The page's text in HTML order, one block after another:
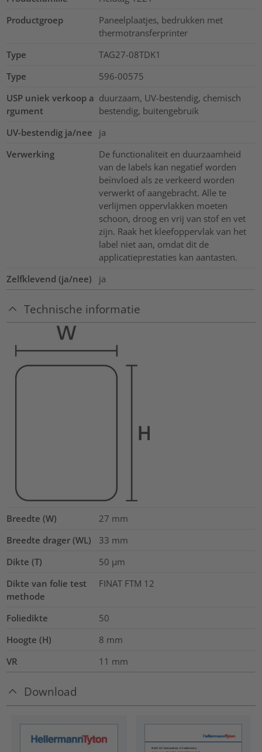
Productgroep
Paneelplaatjes, bedrukken met
thermotransferprinter
Type
TAG27-08TDK1
Type
596-00575
USP uniek verkoop a
rgument
duurzaam, UV-bestendig, chemisch
bestendig, buitengebruik
UV-bestendig ja/nee
ja
Verwerking
De functionaliteit en duurzaamheid
van de labels kan negatief worden
beïnvloed als ze verkeerd worden
verwerkt of aangebracht. Alle te
verlijmen oppervlakken moeten
schoon, droog en vrij van stof en vet
zijn. Raak het kleefoppervlak van het
label niet aan, omdat dit de
applicatieprestaties kan aantasten.
Zelfklevend (ja/nee)
ja
Technische informatie
Breedte (W) 27 mm
Breedte drager (WL)
33 mm
Dikte (T)
50 µm
Dikte van folie test
methode
FINAT FTM 12
Foliedikte
50
Hoogte (H)
8 mm
VR
11 mm
Download